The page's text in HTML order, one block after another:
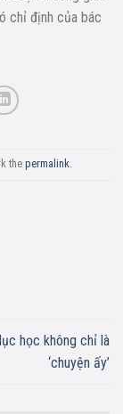
chỉ định của bác
the permalink.
học không chỉ là
‘chuyện ấy’